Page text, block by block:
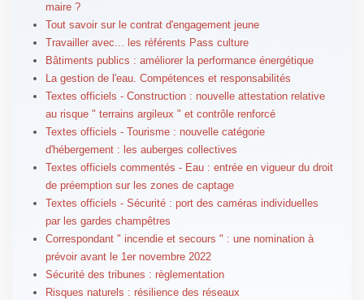
maire ?
Tout savoir sur le contrat d'engagement jeune
Travailler avec... les référents Pass culture
Bâtiments publics : améliorer la performance énergétique
La gestion de l'eau. Compétences et responsabilités
Textes officiels - Construction : nouvelle attestation relative
au risque " terrains argileux " et contrôle renforcé
Textes officiels - Tourisme : nouvelle catégorie
d'hébergement : les auberges collectives
Textes officiels commentés - Eau : entrée en vigueur du droit
de préemption sur les zones de captage
Textes officiels - Sécurité : port des caméras individuelles
par les gardes champêtres
Correspondant " incendie et secours " : une nomination à
prévoir avant le 1er novembre 2022
Sécurité des tribunes : règlementation
Risques naturels : résilience des réseaux